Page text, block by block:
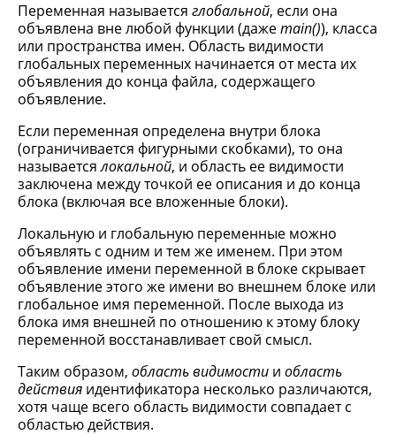
Переменная называется глобальной, если она
объявлена вне любой функции (дажеmain()), класса
или пространства имен. Область видимости
глобальных переменных начинается от места их
объявления до конца файла, содержащего
объявление.
Если переменная определена внутри блока
(ограничивается фигурными скобками), то она
называетсялокальной, и область ее видимости
заключена между точкой ее описания и до конца
блока (включая все вложенные блоки).
Локальную и глобальную переменные можно
объявлять с одним и тем же именем. При этом
объявление имени переменной в блоке скрывает
объявление этого же имени во внешнем блоке или
глобальное имя переменной. После выхода из
блока имя внешней по отношению к этому блоку
переменной восстанавливает свой смысл.
Таким образом, область видимости и область
действия идентификатора несколько различаются,
хотя чаще всего область видимости совпадает с
областью действия.